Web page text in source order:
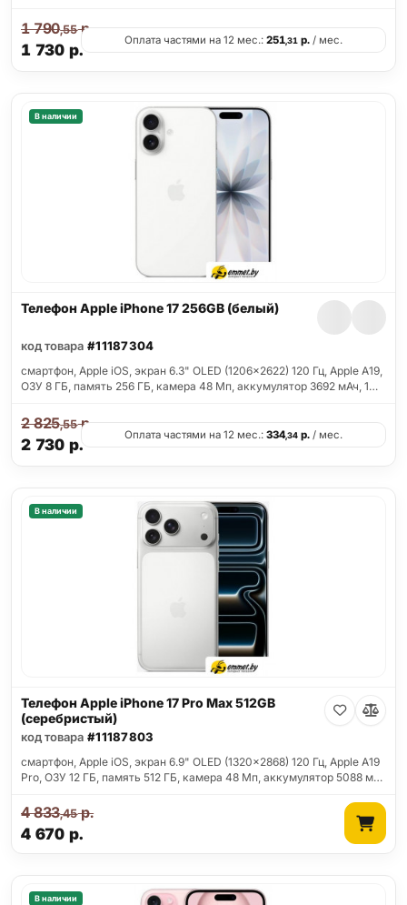
1 730 р.
1 790,55р.
Оплата частями на 12 мес.: 251,31 р. / мес.
В наличии
Телефон Apple iPhone 17 256GB (белый)
код товара #11187304
смартфон, Apple iOS, экран 6.3" OLED (1206x2622) 120 Гц, Apple A19,
ОЗУ 8 ГБ, память 256 ГБ, камера 48 Мп, аккумулятор 3692 мАч, 1…
2 730 р.
2 825,55р.
Оплата частями на 12 мес.: 334,34 р. / мес.
В наличии
Телефон Apple iPhone 17 Pro Max 512GB
(серебристый)
код товара #11187803
смартфон, Apple iOS, экран 6.9" OLED (1320x2868) 120 Гц, Apple A19
Pro, ОЗУ 12 ГБ, память 512 ГБ, камера 48 Мп, аккумулятор 5088 м…
4 670 р.
4 833,45р.
В наличии